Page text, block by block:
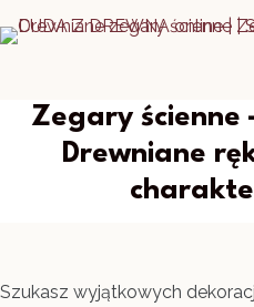
do
Zegary ścienne
Drewniane
Szukasz wyjątkowych